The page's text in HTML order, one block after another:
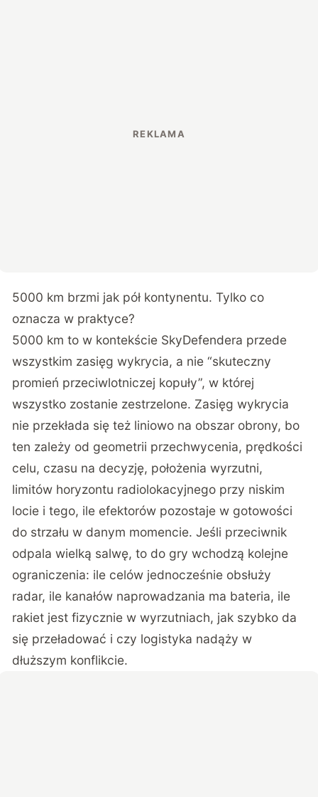
5000 km brzmi jak pół kontynentu. Tylko co
oznacza w praktyce?
5000 km to w kontekście SkyDefendera przede
wszystkim zasięg wykrycia, a nie “skuteczny
promień przeciwlotniczej kopuły”, w której
wszystko zostanie zestrzelone. Zasięg wykrycia
nie przekłada się też liniowo na obszar obrony, bo
ten zależy od geometrii przechwycenia, prędkości
celu, czasu na decyzję, położenia wyrzutni,
limitów horyzontu radiolokacyjnego przy niskim
locie i tego, ile efektorów pozostaje w gotowości
do strzału w danym momencie. Jeśli przeciwnik
odpala wielką salwę, to do gry wchodzą kolejne
ograniczenia: ile celów jednocześnie obsłuży
radar, ile kanałów naprowadzania ma bateria, ile
rakiet jest fizycznie w wyrzutniach, jak szybko da
się przeładować i czy logistyka nadąży w
dłuższym konflikcie.